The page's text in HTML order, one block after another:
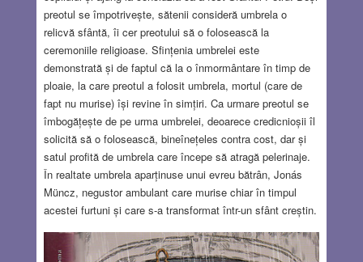
preotul se împotrivește, sătenii consideră umbrela o
relicvă sfântă, îi cer preotului să o folosească la
ceremoniile religioase. Sfințenia umbrelei este
demonstrată și de faptul că la o înmormântare în timp de
ploaie, la care preotul a folosit umbrela, mortul (care de
fapt nu murise) își revine în simțiri. Ca urmare preotul se
îmbogățește de pe urma umbrelei, deoarece credicnioșii îl
solicită să o folosească, bineînețeles contra cost, dar și
satul profită de umbrela care începe să atragă pelerinaje.
În realtate umbrela aparținuse unui evreu bătrân, Jonás
Müncz, negustor ambulant care murise chiar în timpul
acestei furtuni și care s-a transformat într-un sfânt creștin.